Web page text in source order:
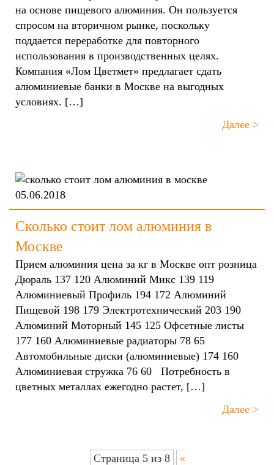
на основе пищевого алюминия. Он пользуется
спросом на вторичном рынке, поскольку
поддается переработке для повторного
использования в производственных целях.
Компания «Лом Цветмет» предлагает сдать
алюминиевые банки в Москве на выгодных
условиях. […]
Далее >
05.06.2018
Сколько стоит лом алюминия в
Москве
Прием алюминия цена за кг в Москве опт розница
Дюраль 137 120 Алюминий Микс 139 119
Алюминиевый Профиль 194 172 Алюминий
Пищевой 198 179 Электротехнический 203 190
Алюминий Моторный 145 125 Офсетные листы
177 160 Алюминиевые радиаторы 78 65
Автомобильные диски (алюминиевые) 174 160
Алюминиевая стружка 76 60 Потребность в
цветных металлах ежегодно растет, […]
Далее >
Страница 5 из 8
«